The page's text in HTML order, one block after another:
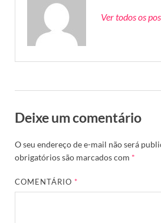
Ver todos os
Deixe um comentário
O seu endereço de e-mail não será
obrigatórios são marcados com *
COMENTÁRIO*